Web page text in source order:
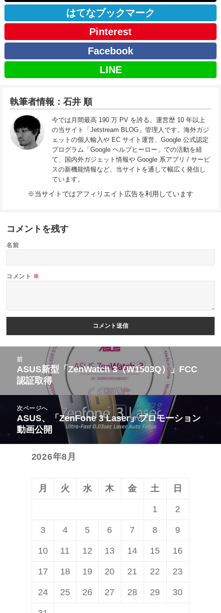
はてなブックマーク
Pinterest
Facebook
LINE
執筆者情報：石井 順
今では月間最高 190 万 PV を誇る、運営歴 10 年以上
の当サイト「Jetstream BLOG」管理人です。海外ガジ
ェットの個人輸入や EC サイト運営、Google 公式認定
プログラム「Google ヘルプヒーロー」での活動を経
て、国内外ガジェット情報や Google 系アプリ / サービ
スの新機能情報など、当サイトを通して幅広く発信し
ています。
※当サイトではアフィリエイト広告を利用しています
コメントを残す
名前
コメント ※
ビ
シ
前
前
の
稿:
ASUS新型「ZenWatch 3（W1503Q）」FCC
認証取得
次ページへ
次
の
投
ASUS、「ZenFone 3 Laser」プロモーション
動画公開
2026年8月
月 火 水 木 金 土 日
1 2
3 4 5 6 7 8 9
10 11 12 13 14 15 16
17 18 19 20 21 22 23
24 25 26 27 28 29 30